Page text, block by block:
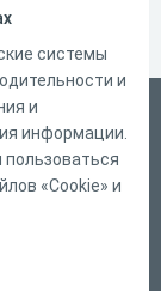
системы
и
и
информации.
«Cookie» и